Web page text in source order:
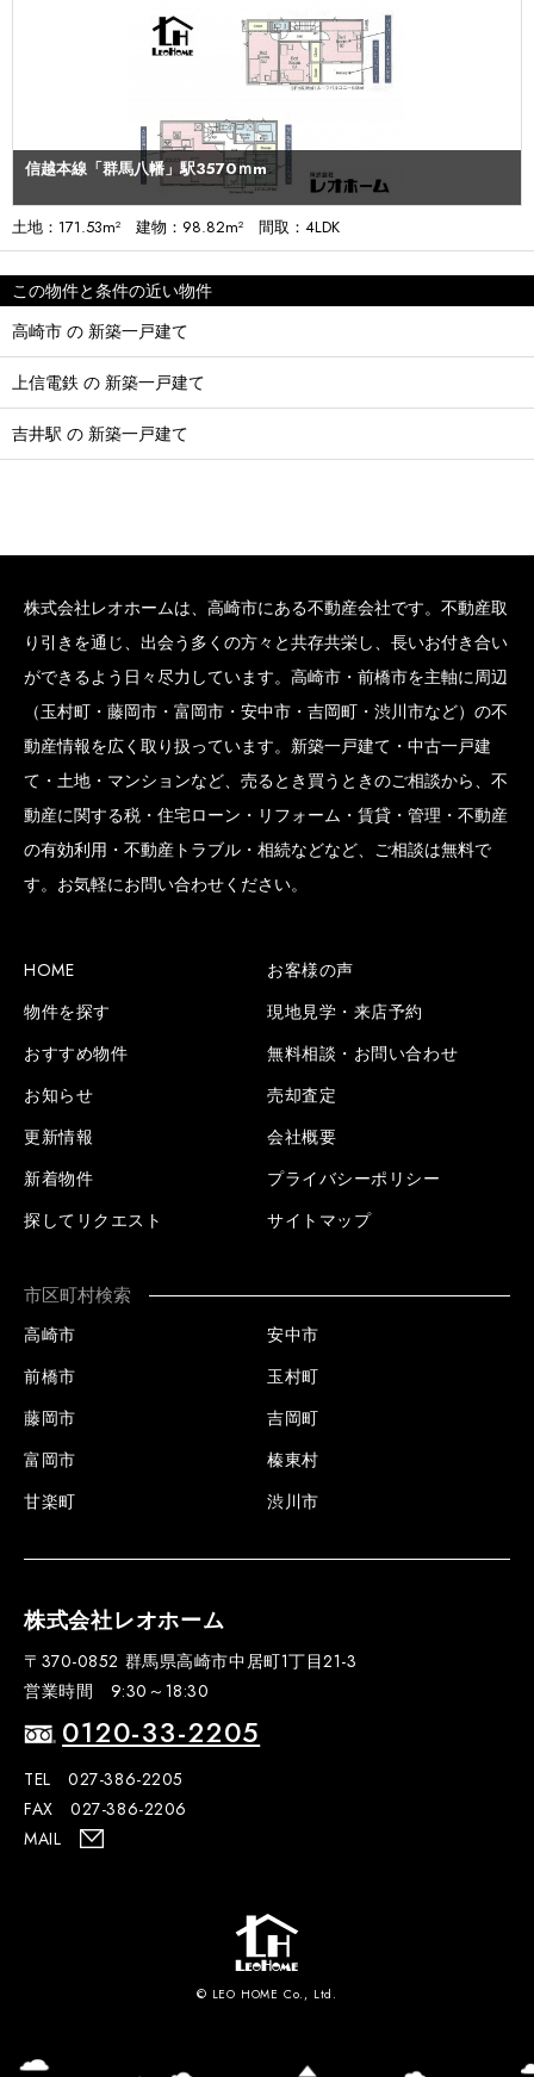
信越本線「群馬八幡」駅3570ｍm
土地：171.53m² 建物：98.82m² 間取：4LDK
この物件と条件の近い物件
高崎市 の 新築一戸建て
上信電鉄 の 新築一戸建て
吉井駅 の 新築一戸建て
株式会社レオホームは、高崎市にある不動産会社です。不動産取
り引きを通じ、出会う多くの方々と共存共栄し、長いお付き合い
ができるよう日々尽力しています。高崎市・前橋市を主軸に周辺
（玉村町・藤岡市・富岡市・安中市・吉岡町・渋川市など）の不
動産情報を広く取り扱っています。新築一戸建て・中古一戸建
て・土地・マンションなど、売るとき買うときのご相談から、不
動産に関する税・住宅ローン・リフォーム・賃貸・管理・不動産
の有効利用・不動産トラブル・相続などなど、ご相談は無料で
す。お気軽にお問い合わせください。
HOME
物件を探す
おすすめ物件
お知らせ
更新情報
新着物件
探してリクエスト
お客様の声
現地見学・来店予約
無料相談・お問い合わせ
売却査定
会社概要
プライバシーポリシー
サイトマップ
市区町村検索
高崎市
前橋市
藤岡市
富岡市
甘楽町
安中市
玉村町
吉岡町
榛東村
渋川市
株式会社レオホーム
〒370-0852 群馬県高崎市中居町1丁目21-3
営業時間 9:30～18:30
0120-33-2205
TEL 027-386-2205
FAX 027-386-2206
MAIL
© LEO HOME Co., Ltd.